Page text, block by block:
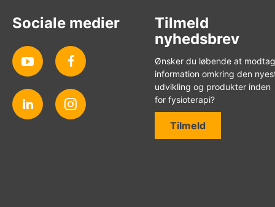
Sociale medier
Tilmeld
nyhedsbrev
Ønsker du løbende at
information omkring den
udvikling og produkter inden
for fysioterapi?
Tilmeld